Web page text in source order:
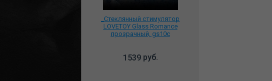
_Стеклянный стимулятор
LOVETOY Glass Romance
прозрачный, gs10c
1539руб.